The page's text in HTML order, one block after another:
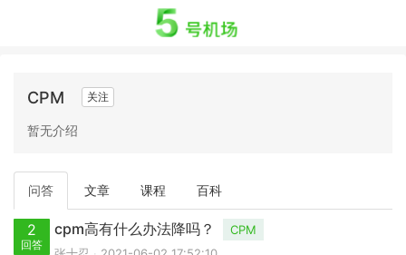
CPM 关注
暂无介绍
问答 文章 课程 百科
2
回答
cpm高有什么办法降吗？
CPM